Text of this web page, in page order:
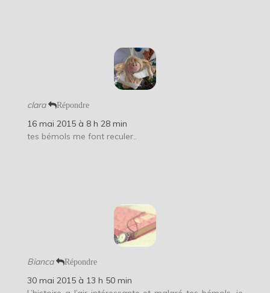
clara Répondre
16 mai 2015 à 8 h 28 min
tes bémols me font reculer..
Bianca Répondre
30 mai 2015 à 13 h 50 min